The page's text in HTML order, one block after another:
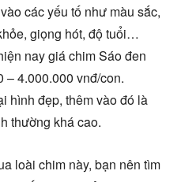
các yếu tố như màu sắc,
giọng hót, độ tuổi…
nay giá chim Sáo đen
– 4.000.000 vnđ/con.
hình đẹp, thêm vào đó là
thường khá cao.
loài chim này, bạn nên tìm